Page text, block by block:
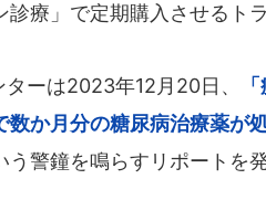
療」で定期購入させるト
ーは2023年12月20日、
数か月分の糖尿病治療薬が
う警鐘を鳴らすリポートを